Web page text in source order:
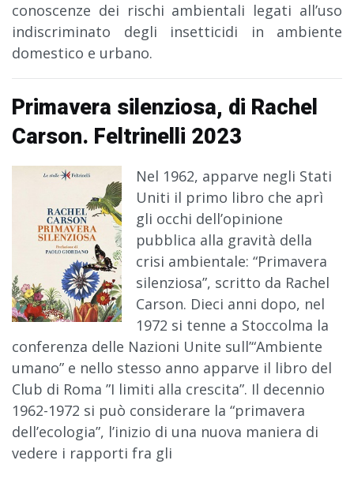
conoscenze dei rischi ambientali legati all’uso
indiscriminato degli insetticidi in ambiente
domestico e urbano.
Primavera silenziosa, di Rachel
Carson. Feltrinelli 2023
Nel 1962, apparve negli Stati
Uniti il primo libro che aprì
gli occhi dell’opinione
pubblica alla gravità della
crisi ambientale: “Primavera
silenziosa”, scritto da Rachel
Carson. Dieci anni dopo, nel
1972 si tenne a Stoccolma la
conferenza delle Nazioni Unite sull’“Ambiente
umano” e nello stesso anno apparve il libro del
Club di Roma ”I limiti alla crescita”. Il decennio
1962-1972 si può considerare la “primavera
dell’ecologia”, l’inizio di una nuova maniera di
vedere i rapporti fra gli